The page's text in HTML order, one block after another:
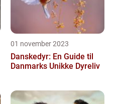
01 november 2023
Danskedyr: En Guide til
Danmarks Unikke Dyreliv